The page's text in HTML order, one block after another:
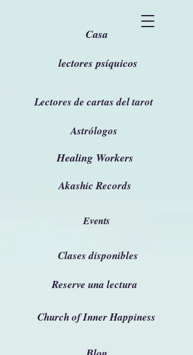
Casa
lectores psíquicos
Lectores de cartas del tarot
Astrólogos
Healing Workers
Akashic Records
Events
Clases disponibles
Reserve una lectura
Church of Inner Happiness